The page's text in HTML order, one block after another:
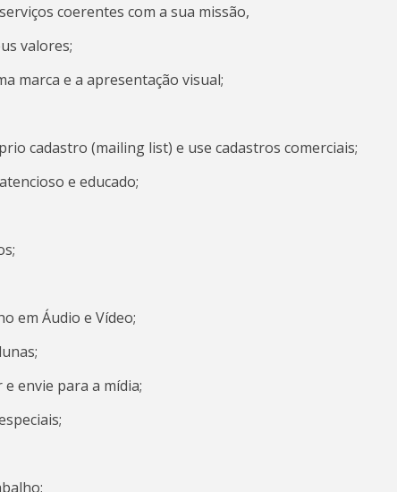
coerentes com a sua missão,
valores;
marca e a apresentação visual;
cadastro (mailing list) e use cadastros comerciais;
e educado;
em Áudio e Vídeo;
envie para a mídia;